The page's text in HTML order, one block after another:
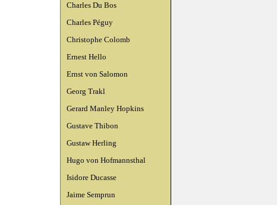
Charles Du Bos
Charles Péguy
Christophe Colomb
Ernest Hello
Ernst von Salomon
Georg Trakl
Gerard Manley Hopkins
Gustave Thibon
Gustaw Herling
Hugo von Hofmannsthal
Isidore Ducasse
Jaime Semprun